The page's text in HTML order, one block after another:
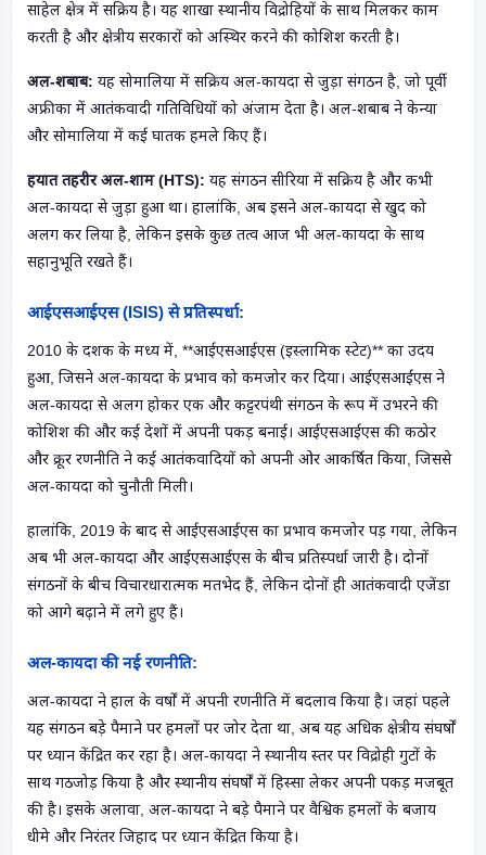
साहेल क्षेत्र में सक्रिय है। यह शाखा स्थानीय विद्रोहियों के साथ मिलकर काम
करती है और क्षेत्रीय सरकारों को अस्थिर करने की कोशिश करती है।
अल-शबाब: यह सोमालिया में सक्रिय अल-कायदा से जुड़ा संगठन है, जो पूर्वी
अफ्रीका में आतंकवादी गतिविधियों को अंजाम देता है। अल-शबाब ने केन्या
और सोमालिया में कई घातक हमले किए हैं।
हयात तहरीर अल-शाम (HTS): यह संगठन सीरिया में सक्रिय है और कभी
अल-कायदा से जुड़ा हुआ था। हालांकि, अब इसने अल-कायदा से खुद को
अलग कर लिया है, लेकिन इसके कुछ तत्व आज भी अल-कायदा के साथ
सहानुभूति रखते हैं।
आईएसआईएस (ISIS) से प्रतिस्पर्धा:
2010 के दशक के मध्य में, **आईएसआईएस (इस्लामिक स्टेट)** का उदय
हुआ, जिसने अल-कायदा के प्रभाव को कमजोर कर दिया। आईएसआईएस ने
अल-कायदा से अलग होकर एक और कट्टरपंथी संगठन के रूप में उभरने की
कोशिश की और कई देशों में अपनी पकड़ बनाई। आईएसआईएस की कठोर
और क्रूर रणनीति ने कई आतंकवादियों को अपनी ओर आकर्षित किया, जिससे
अल-कायदा को चुनौती मिली।
हालांकि, 2019 के बाद से आईएसआईएस का प्रभाव कमजोर पड़ गया, लेकिन
अब भी अल-कायदा और आईएसआईएस के बीच प्रतिस्पर्धा जारी है। दोनों
संगठनों के बीच विचारधारात्मक मतभेद हैं, लेकिन दोनों ही आतंकवादी एजेंडा
को आगे बढ़ाने में लगे हुए हैं।
अल-कायदा की नई रणनीति:
अल-कायदा ने हाल के वर्षों में अपनी रणनीति में बदलाव किया है। जहां पहले
यह संगठन बड़े पैमाने पर हमलों पर जोर देता था, अब यह अधिक क्षेत्रीय संघर्षों
पर ध्यान केंद्रित कर रहा है। अल-कायदा ने स्थानीय स्तर पर विद्रोही गुटों के
साथ गठजोड़ किया है और स्थानीय संघर्षों में हिस्सा लेकर अपनी पकड़ मजबूत
की है। इसके अलावा, अल-कायदा ने बड़े पैमाने पर वैश्विक हमलों के बजाय
धीमे और निरंतर जिहाद पर ध्यान केंद्रित किया है।